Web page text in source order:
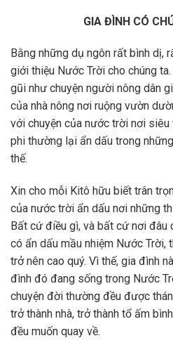
GIA ĐÌNH CÓ
Bằng những dụ ngôn rất bình dị,
giới thiệu Nước Trời cho chúng
gũi như chuyện người nông dân
của nhà nông nơi ruộng vườn
với chuyện của nước trời nơi
phi thường lại ẩn dấu trong
thế.
Xin cho mỗi Kitô hữu biết trân
của nước trời ẩn dấu nơi những
Bất cứ điều gì, và bất cứ nơi đâu
có ẩn dấu mầu nhiệm Nước Trời,
trở nên cao quý. Vì thế, gia đình
đình đó đang sống trong Nước
chuyện đời thường đều được
trở thành nhà, trở thành tổ ấm
đều muốn quay về.